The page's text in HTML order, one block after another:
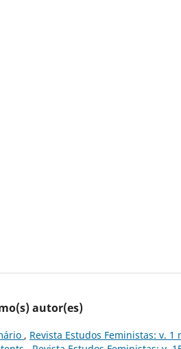
autor(es)
, Revista Estudos Feministas: v. 1